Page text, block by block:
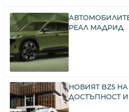
РЕАЛ МАДРИД
НОВИЯТ BZ5 НА
ДОСТЪПНОСТ